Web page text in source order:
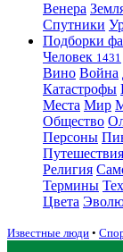
Венера
Спутники
Подборки
Человек 1431
Вино Война
Катастрофы
Места Мир
Общество
Персоны
Путешествия
Религия
Термины
Цвета
Известные люди •